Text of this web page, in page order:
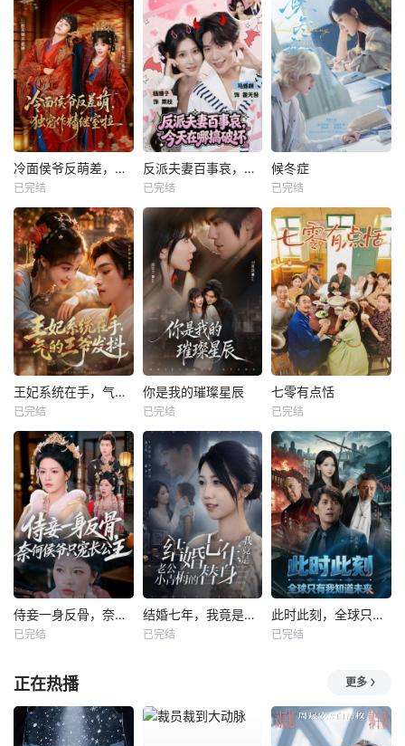
冷面侯爷反萌差，独宠作精继室啦
已完结
反派夫妻百事哀，今天在哪搞破坏
已完结
候冬症
已完结
王妃系统在手，气的王爷发抖
已完结
你是我的璀璨星辰
已完结
七零有点恬
已完结
侍妾一身反骨，奈何侯爷只宠长公主
已完结
结婚七年，我竟是老公小青梅的替身
已完结
此时此刻，全球只有我知道未来
已完结
正在热播 更多